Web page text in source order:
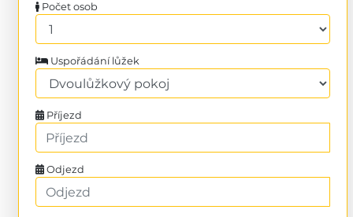
Počet osob
Uspořádání lůžek
Příjezd
Odjezd